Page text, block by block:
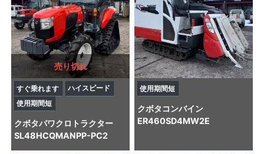
売り切れ
すぐ乗れます
ハイスピード
使用期間短
クボタパワクロトラクター
SL48HCQMANPP-PC2
使用期間短
クボタ コンバイン
ER460SD4MW2E